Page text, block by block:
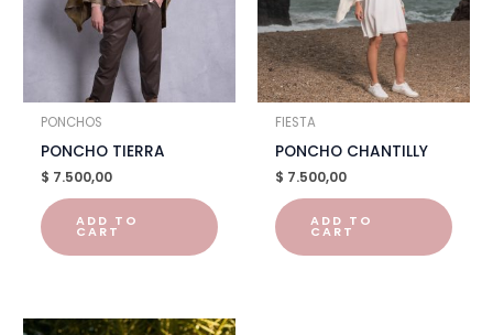
PONCHOS
PONCHO TIERRA
$ 7.500,00
ADD TO
CART
FIESTA
PONCHO CHANTILLY
$ 7.500,00
ADD TO
CART